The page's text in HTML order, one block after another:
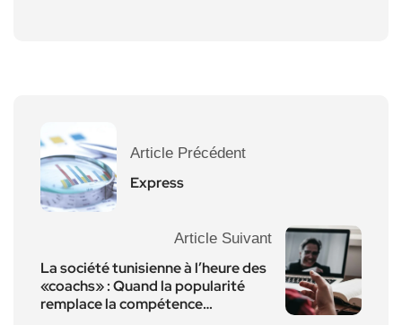
Article Précédent
Express
Article Suivant
La société tunisienne à l’heure des
«coachs» : Quand la popularité
remplace la compétence…